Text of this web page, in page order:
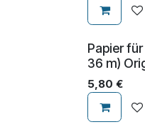
Papier
36 m)
5,80 €